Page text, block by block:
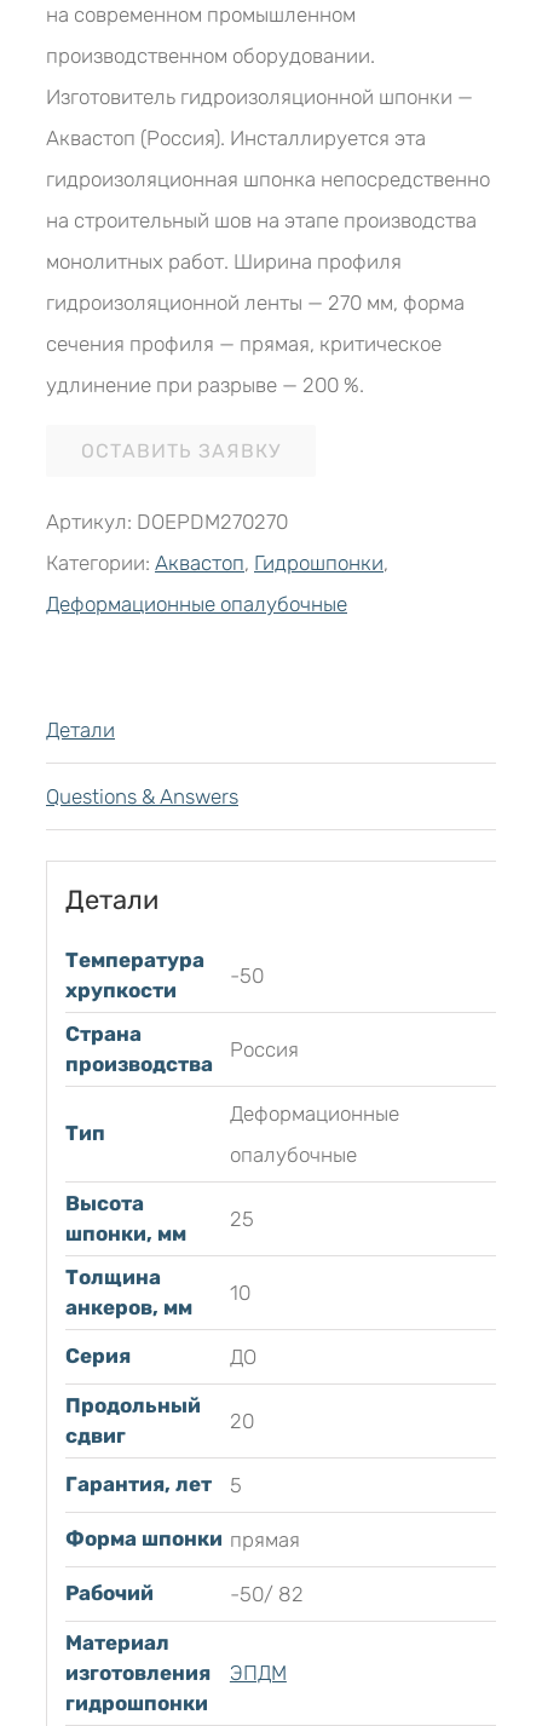
на современном промышленном
производственном оборудовании.
Изготовитель гидроизоляционной шпонки —
Аквастоп (Россия). Инсталлируется эта
гидроизоляционная шпонка непосредственно
на строительный шов на этапе производства
монолитных работ. Ширина профиля
гидроизоляционной ленты — 270 мм, форма
сечения профиля — прямая, критическое
удлинение при разрыве — 200 %.
ОСТАВИТЬ ЗАЯВКУ
Артикул: DОEPDM270270
Категории: Аквастоп, Гидрошпонки,
Деформационные опалубочные
Детали
Questions & Answers
Детали
Температура
хрупкости
-50
Страна
производства
Россия
Тип
Деформационные
опалубочные
Высота
шпонки, мм
25
Толщина
анкеров, мм
10
Серия
ДО
Продольный
сдвиг
20
Гарантия, лет 5
Форма шпонки прямая
Рабочий
-50/ 82
Материал
изготовления
гидрошпонки
ЭПДМ